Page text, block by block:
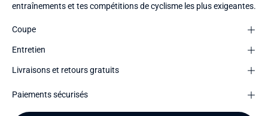
entraînements et tes compétitions de cyclisme les plus exigeantes.
Coupe
Entretien
Livraisons et retours gratuits
Paiements sécurisés